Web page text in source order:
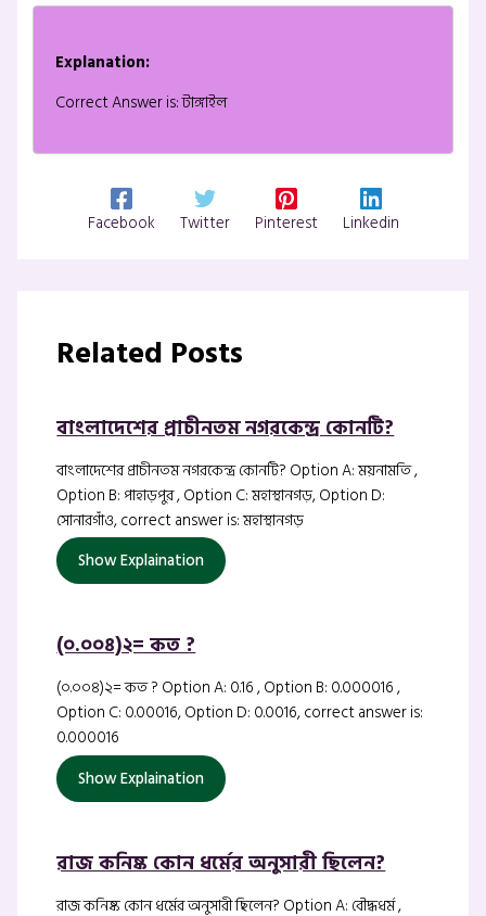
Explanation:
Correct Answer is: টাঙ্গাইল
Facebook Twitter Pinterest Linkedin
Related Posts
বাংলাদেশের প্রাচীনতম নগরকেন্দ্র কোনটি?
বাংলাদেশের প্রাচীনতম নগরকেন্দ্র কোনটি? Option A: ময়নামতি ,
Option B: পাহাড়পুর , Option C: মহাস্থানগড়, Option D:
সোনারগাঁও, correct answer is: মহাস্থানগড়
Show Explaination
(০.০০৪)২= কত ?
(০.০০৪)২= কত ? Option A: 0.16 , Option B: 0.000016 ,
Option C: 0.00016, Option D: 0.0016, correct answer is:
0.000016
Show Explaination
রাজ কনিষ্ক কোন ধর্মের অনুসারী ছিলেন?
রাজ কনিষ্ক কোন ধর্মের অনুসারী ছিলেন? Option A: বৌদ্ধধর্ম ,